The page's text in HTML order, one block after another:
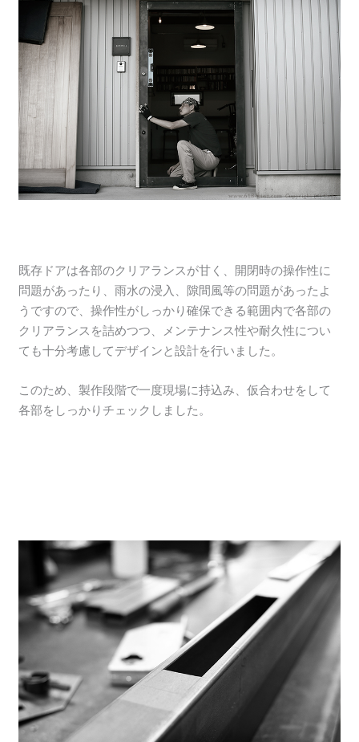
既存ドアは各部のクリアランスが甘く、開閉時の操作性に
問題があったり、雨水の浸入、隙間風等の問題があったよ
うですので、操作性がしっかり確保できる範囲内で各部の
クリアランスを詰めつつ、メンテナンス性や耐久性につい
ても十分考慮してデザインと設計を行いました。
このため、製作段階で一度現場に持込み、仮合わせをして
各部をしっかりチェックしました。